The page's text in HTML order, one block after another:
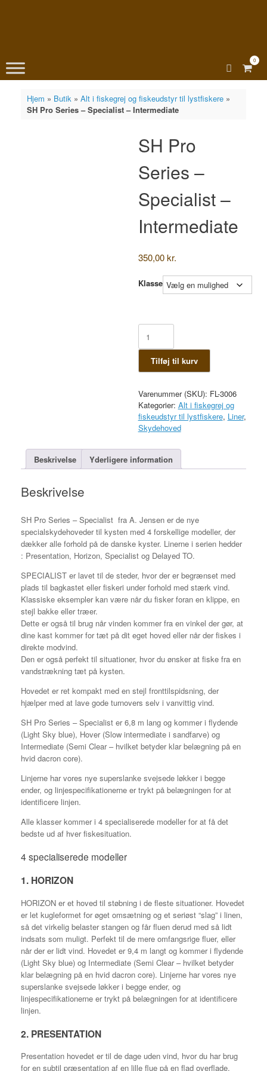
View
0
Hjem » Butik» Alt i fiskegrej og fiskeudstyr til lystfiskere»
SH Pro Series – Specialist – Intermediate
SH Pro
Series –
Specialist –
Intermediate
350,00kr.
Klasse
Pro
Series
Specialist
Intermediate
antal
Tilføj til kurv
Varenummer (SKU): FL-3006
Kategorier: Alt i fiskegrej og
fiskeudstyr til lystfiskere, Liner,
Skydehoved
Beskrivelse Yderligere information
Beskrivelse
SH Pro Series – Specialist fra A. Jensen er de nye
specialskydehoveder til kysten med 4 forskellige modeller, der
dækker alle forhold på de danske kyster. Linerne i serien hedder
: Presentation, Horizon, Specialist og Delayed TO.
SPECIALIST er lavet til de steder, hvor der er begrænset med
plads til bagkastet eller fiskeri under forhold med stærk vind.
Klassiske eksempler kan være når du fisker foran en klippe, en
stejl bakke eller træer.
Dette er også til brug når vinden kommer fra en vinkel der gør, at
dine kast kommer for tæt på dit eget hoved eller når der fiskes i
direkte modvind.
Den er også perfekt til situationer, hvor du ønsker at fiske fra en
vandstrækning tæt på kysten.
Hovedet er ret kompakt med en stejl fronttilspidsning, der
hjælper med at lave gode turnovers selv i vanvittig vind.
SH Pro Series – Specialist er 6,8 m lang og kommer i flydende
(Light Sky blue), Hover (Slow intermediate i sandfarve) og
Intermediate (Semi Clear – hvilket betyder klar belægning på en
hvid dacron core).
Linjerne har vores nye superslanke svejsede løkker i begge
ender, og linjespecifikationerne er trykt på belægningen for at
identificere linjen.
Alle klasser kommer i 4 specialiserede modeller for at få det
bedste ud af hver fiskesituation.
4 specialiserede modeller
1. HORIZON
HORIZON er et hoved til støbning i de fleste situationer. Hovedet
er let kugleformet for øget omsætning og et seriøst “slag” i linen,
så det virkelig belaster stangen og får fluen derud med så lidt
indsats som muligt. Perfekt til de mere omfangsrige fluer, eller
når der er lidt vind. Hovedet er 9,4 m langt og kommer i flydende
(Light Sky blue) og Intermediate (Semi Clear – hvilket betyder
klar belægning på en hvid dacron core). Linjerne har vores nye
superslanke svejsede løkker i begge ender, og
linjespecifikationerne er trykt på belægningen for at identificere
linjen.
2. PRESENTATION
Presentation hovedet er til de dage uden vind, hvor du har brug
for en subtil præsentation af en lille flue på en flad overflade,